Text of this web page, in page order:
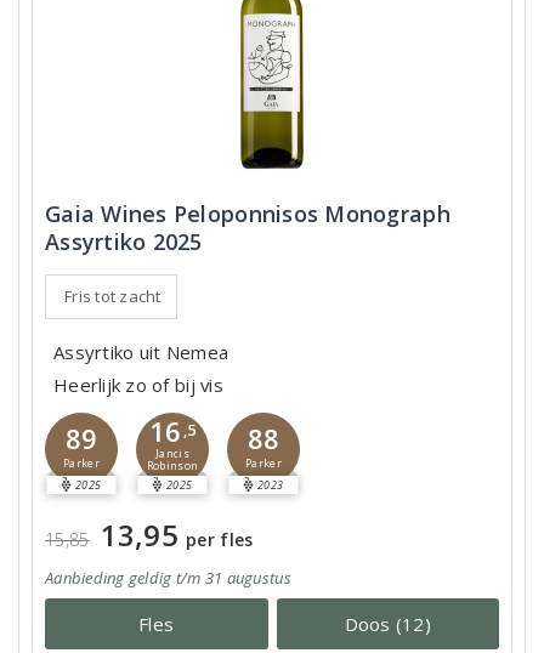
Gaia Wines Peloponnisos Monograph
Assyrtiko 2025
Fris tot zacht
Assyrtiko uit Nemea
Heerlijk zo of bij vis
89
Parker
2025
16 ,5
Jancis
Robinson
2025
88
Parker
2023
15,85 13,95 per fles
Aanbieding geldig t/m 31 augustus
Fles Doos (12)